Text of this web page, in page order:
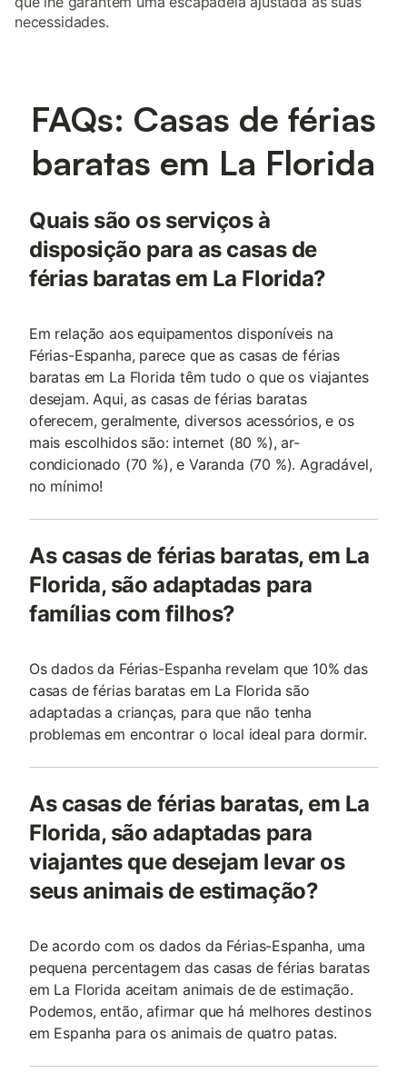
necessidades.
FAQs: Casas de férias
baratas em La Florida
Quais são os serviços à
disposição para as casas de
férias baratas em La Florida?
Em relação aos equipamentos disponíveis na
Férias-Espanha, parece que as casas de férias
baratas em La Florida têm tudo o que os viajantes
desejam. Aqui, as casas de férias baratas
oferecem, geralmente, diversos acessórios, e os
mais escolhidos são: internet (80 %), ar-
condicionado (70 %), e Varanda (70 %). Agradável,
no mínimo!
As casas de férias baratas, em La
Florida, são adaptadas para
famílias com filhos?
Os dados da Férias-Espanha revelam que 10% das
casas de férias baratas em La Florida são
adaptadas a crianças, para que não tenha
problemas em encontrar o local ideal para dormir.
As casas de férias baratas, em La
Florida, são adaptadas para
viajantes que desejam levar os
seus animais de estimação?
De acordo com os dados da Férias-Espanha, uma
pequena percentagem das casas de férias baratas
em La Florida aceitam animais de de estimação.
Podemos, então, afirmar que há melhores destinos
em Espanha para os animais de quatro patas.